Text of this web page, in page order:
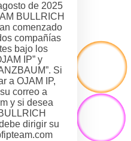
de 2025
BULLRICH
comenzado
compañías
bajo los
IP” y
Si
a OJAM IP,
correo a
y si desea
dirigir su